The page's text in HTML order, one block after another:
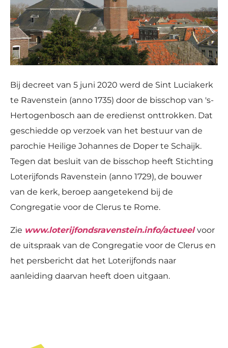
Bij decreet van 5 juni 2020 werd de Sint Luciakerk
te Ravenstein (anno 1735) door de bisschop van 's-
Hertogenbosch aan de eredienst onttrokken. Dat
geschiedde op verzoek van het bestuur van de
parochie Heilige Johannes de Doper te Schaijk.
Tegen dat besluit van de bisschop heeft Stichting
Loterijfonds Ravenstein (anno 1729), de bouwer
van de kerk, beroep aangetekend bij de
Congregatie voor de Clerus te Rome.
Zie www.loterijfondsravenstein.info/actueel voor
de uitspraak van de Congregatie voor de Clerus en
het persbericht dat het Loterijfonds naar
aanleiding daarvan heeft doen uitgaan.